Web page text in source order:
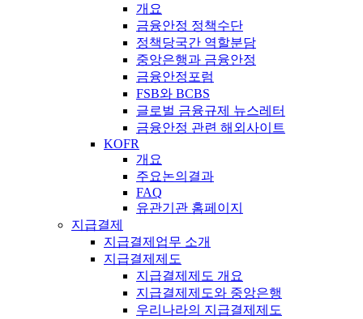
개요
금융안정 정책수단
정책당국간 역할분담
중앙은행과 금융안정
금융안정포럼
FSB와 BCBS
글로벌 금융규제 뉴스레터
금융안정 관련 해외사이트
KOFR
개요
주요논의결과
FAQ
유관기관 홈페이지
지급결제
지급결제업무 소개
지급결제제도
지급결제제도 개요
지급결제제도와 중앙은행
우리나라의 지급결제제도